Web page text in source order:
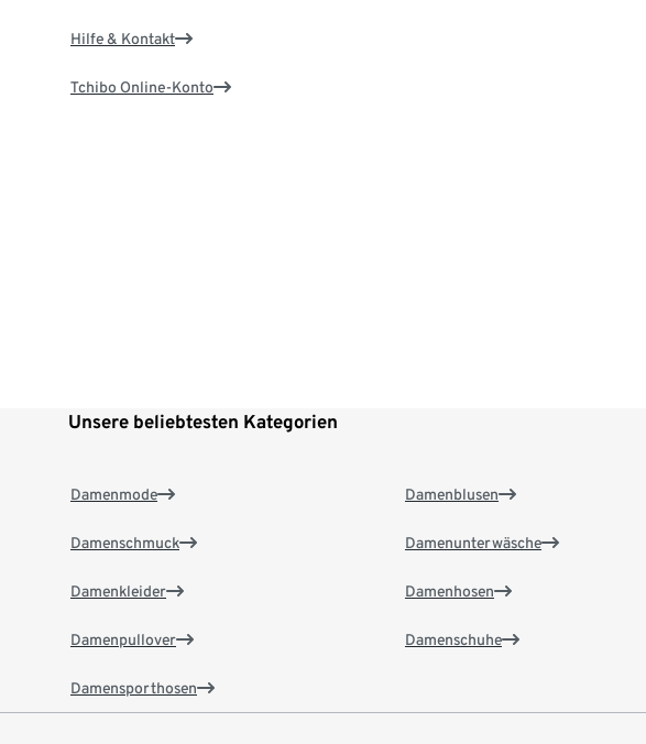
Hilfe & Kontakt
Tchibo Online-Konto
Unsere beliebtesten Kategorien
Damenmode
Damenschmuck
Damenkleider
Damenpullover
Damensporthosen
Damenblusen
Damenunterwäsche
Damenhosen
Damenschuhe